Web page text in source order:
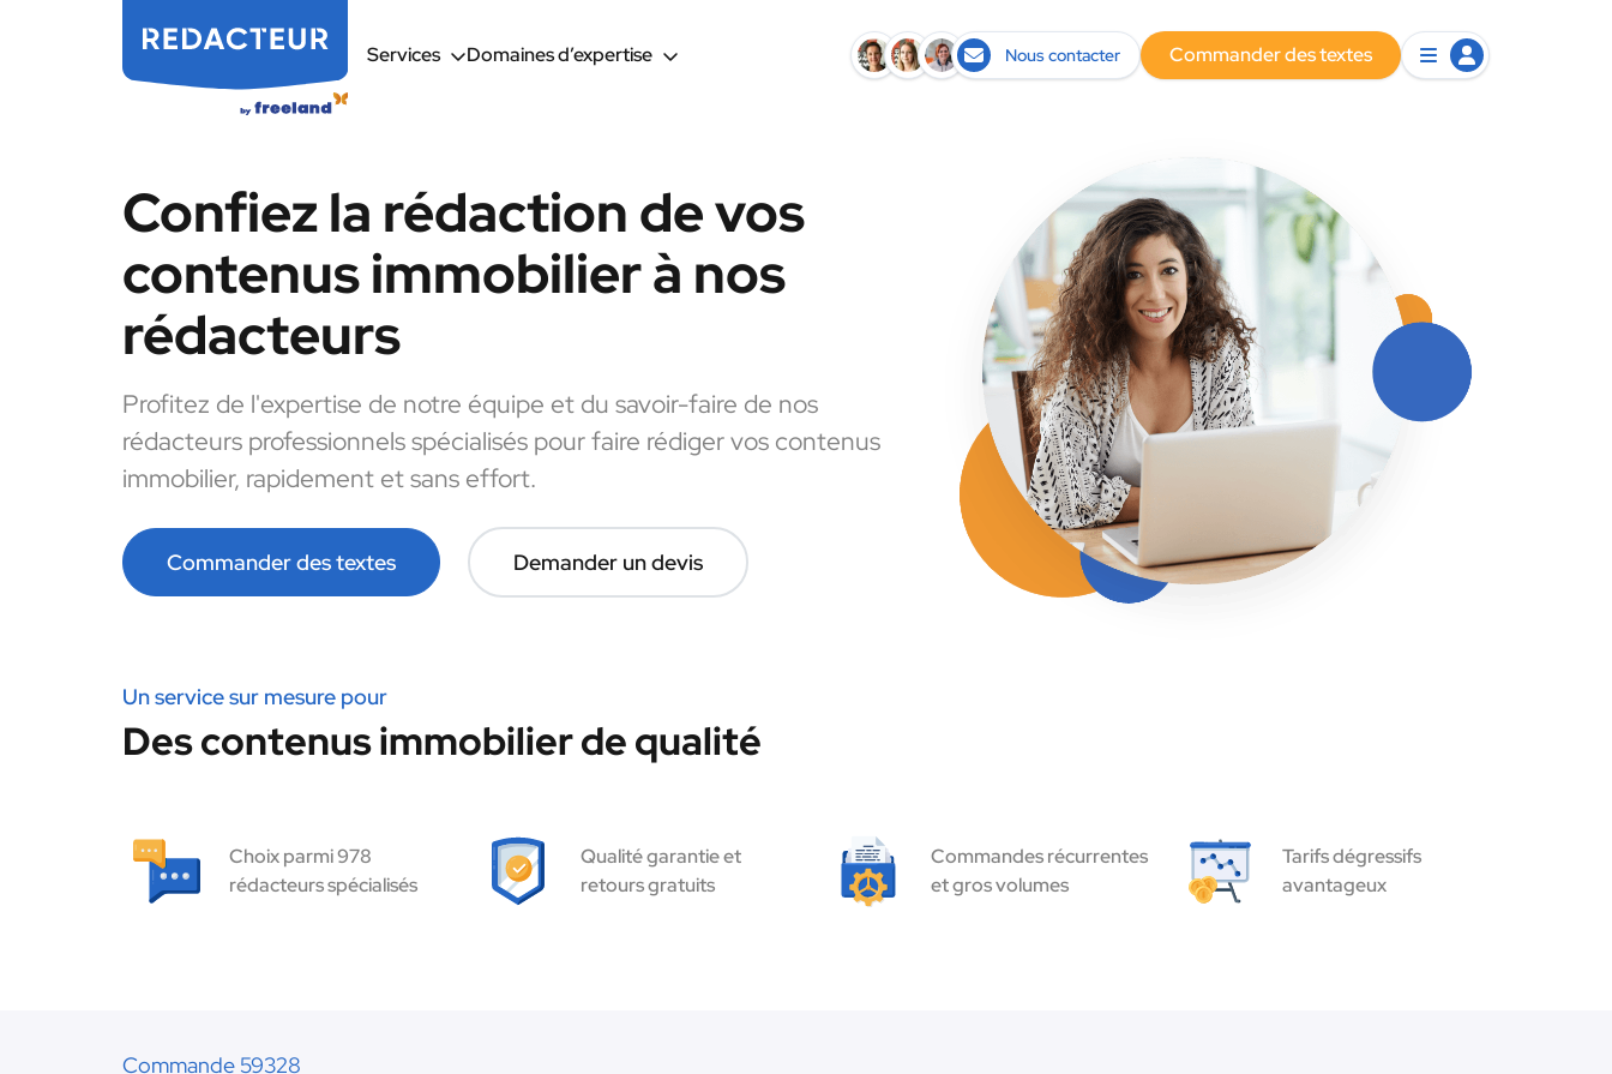
Services Domaines d’expertise Nous contacter Commander des textes
Confiez la rédaction de vos
contenus immobilier à nos
rédacteurs
Profitez de l'expertise de notre équipe et du savoir-faire de nos
rédacteurs professionnels spécialisés pour faire rédiger vos contenus
immobilier, rapidement et sans effort.
Commander des textes Demander un devis
Un service sur mesure pour
Des contenus immobilier de qualité
Choix parmi 978
rédacteurs spécialisés
Qualité garantie et
retours gratuits
Commandes récurrentes
et gros volumes
Tarifs dégressifs
avantageux
Commande 59328